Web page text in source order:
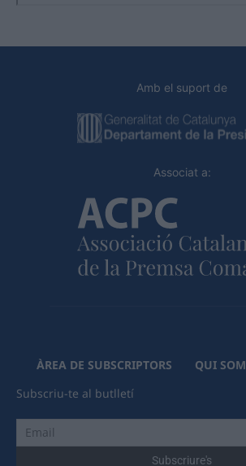
Amb el suport de
Associat a:
ÀREA DE SUBSCRIPTORS QUI SOM
Subscriu-te al butlletí